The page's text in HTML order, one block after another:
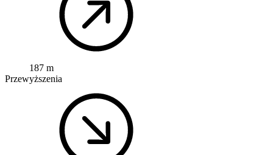
187 m
Przewyższenia